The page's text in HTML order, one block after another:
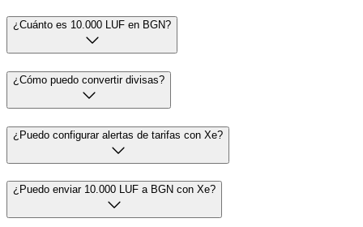
¿Cuánto es 10.000 LUF en BGN?
¿Cómo puedo convertir divisas?
¿Puedo configurar alertas de tarifas con Xe?
¿Puedo enviar 10.000 LUF a BGN con Xe?